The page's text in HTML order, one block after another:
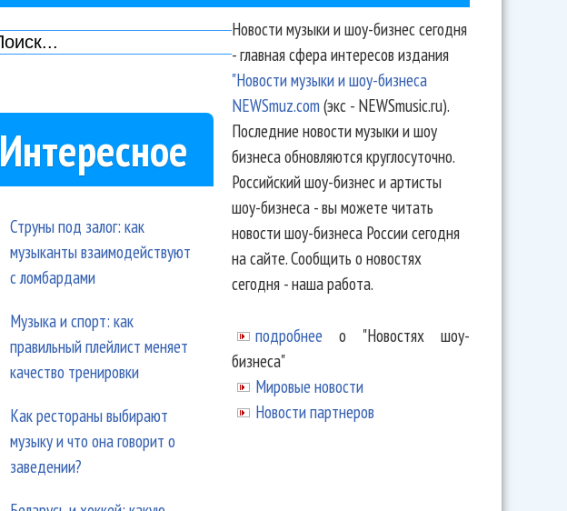
Интересное
Струны под залог: как
музыканты взаимодействуют
с ломбардами
Музыка и спорт: как
правильный плейлист меняет
качество тренировки
Как рестораны выбирают
музыку и что она говорит о
заведении?
Новости музыки и шоу-бизнес сегодня
- главная сфера интересов издания
"Новости музыки и шоу-бизнеса
NEWSmuz.com(экс - NEWSmusic.ru).
Последние новости музыки и шоу
бизнеса обновляются круглосуточно.
Российский шоу-бизнес и артисты
шоу-бизнеса - вы можете читать
новости шоу-бизнеса России сегодня
на сайте. Сообщить о новостях
сегодня - наша работа.
подробнее о "Новостях шоу-
бизнеса"
Мировые новости
Новости партнеров